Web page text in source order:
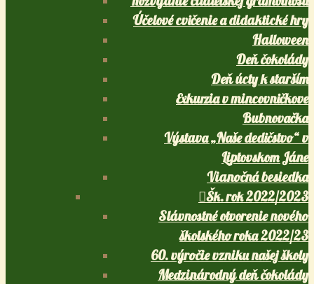
Účelové cvičenie a didaktické hry
Halloween
Deň čokolády
Deň úcty k starším
Exkurzia v mincovničkove
Bubnovačka
Výstava „Naše dedičstvo“ v
Liptovskom Jáne
Vianočná besiedka
Šk. rok 2022/2023
Slávnostné otvorenie nového
školského roka 2022/23
60. výročie vzniku našej školy
Medzinárodný deň čokolády